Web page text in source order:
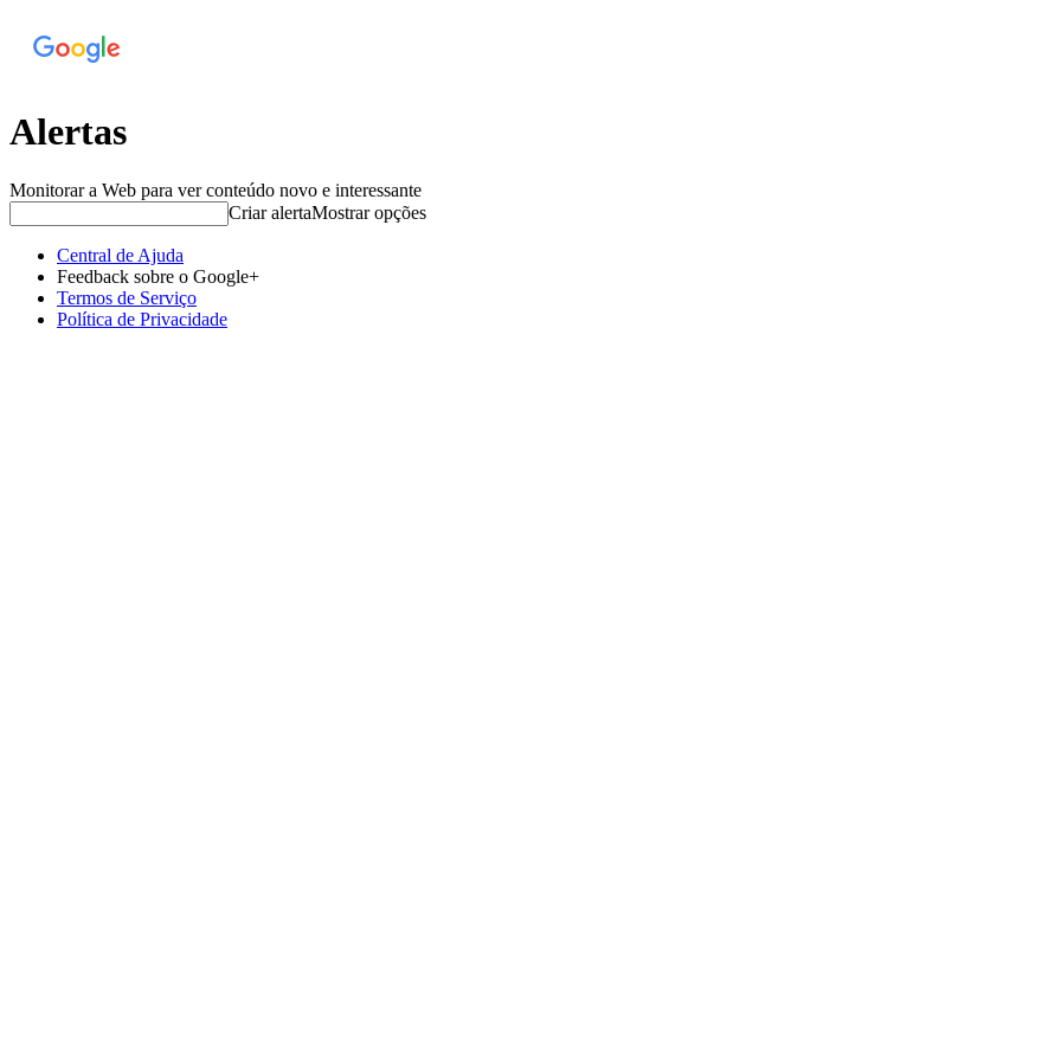
Alertas
Monitorar a Web para ver conteúdo novo e interessante
Criar alertaMostrar opções
Central de Ajuda
Feedback sobre o Google+
Termos de Serviço
Política de Privacidade